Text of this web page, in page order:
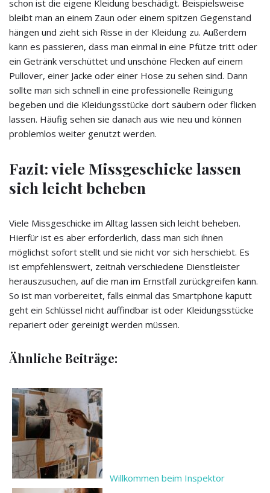
schon ist die eigene Kleidung beschädigt. Beispielsweise
bleibt man an einem Zaun oder einem spitzen Gegenstand
hängen und zieht sich Risse in der Kleidung zu. Außerdem
kann es passieren, dass man einmal in eine Pfütze tritt oder
ein Getränk verschüttet und unschöne Flecken auf einem
Pullover, einer Jacke oder einer Hose zu sehen sind. Dann
sollte man sich schnell in eine professionelle Reinigung
begeben und die Kleidungsstücke dort säubern oder flicken
lassen. Häufig sehen sie danach aus wie neu und können
problemlos weiter genutzt werden.
Fazit: viele Missgeschicke lassen
sich leicht beheben
Viele Missgeschicke im Alltag lassen sich leicht beheben.
Hierfür ist es aber erforderlich, dass man sich ihnen
möglichst sofort stellt und sie nicht vor sich herschiebt. Es
ist empfehlenswert, zeitnah verschiedene Dienstleister
herauszusuchen, auf die man im Ernstfall zurückgreifen kann.
So ist man vorbereitet, falls einmal das Smartphone kaputt
geht ein Schlüssel nicht auffindbar ist oder Kleidungsstücke
repariert oder gereinigt werden müssen.
Ähnliche Beiträge:
Willkommen beim Inspektor